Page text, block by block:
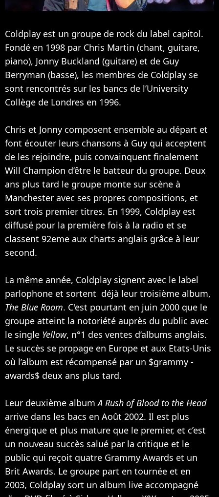
Coldplay est un groupe de rock du label capitol.
Fondé en 1998 par Chris Martin (chant, guitare,
piano), Jonny Buckland (guitare) et de Guy
Berryman (basse), les membres de Coldplay se
sont rencontrés sur les bancs de l’University
Collège de Londres en 1996.
Chris et Jonny composent ensemble au départ et
font écouter leurs chansons à Guy qui acceptent
de les rejoindre, puis convainquent finalement
Will Champion d’être le batteur du groupe. Deux
ans plus tard le groupe monte sur scène à
Manchester avec ses propres compositions, et
sort trois premier titres. En 1999, Coldplay est
diffusé pour la première fois à la radio et se
classent 92eme aux charts anglais grâce à leur
second.
La même année, Coldplay signent avec le label
parlophone et sortent déjà leur troisième album,
The Blue Room. C'est pourtant en juin 2000 que le
groupe atteint la notoriété auprès du public avec
le single Yellow, n°1 des ventes d’albums anglais.
Le succès se propage en Europe et aux Etats-Unis
où l’album est récompensé par un $grammy -
awards$ deux ans plus tard.
Leur deuxième albumA Rush of Blood to the Head
arrive dans les bacs en Août 2002. Il est plus
énergique et plus mature que le premier, et c’est
un nouveau succès salué par la critique et le
public qui reçoit quatre Grammy Awards et un
Brit Awards. Le groupe part en tournée et en
2003, Coldplay sort un album live accompagné